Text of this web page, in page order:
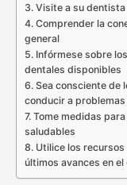
3. Visite a su
4. Comprender la
general
5. Infórmese sobre
dentales disponibles
6. Sea consciente de
conducir a
7. Tome medidas
saludables
8. Utilice los
últimos avances en